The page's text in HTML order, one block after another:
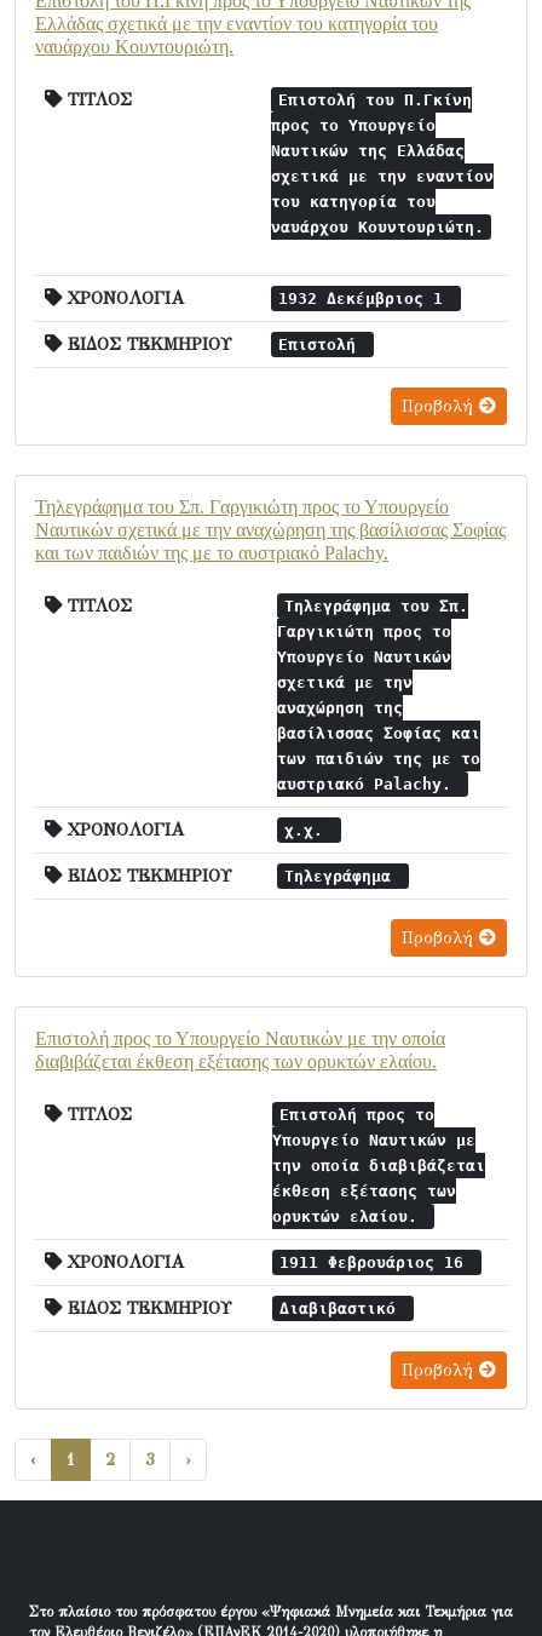
Ελλάδας σχετικά με την εναντίον του κατηγορία του
ναυάρχου Κουντουριώτη.
ΤΙΤΛΟΣ
Επιστολή του Π.Γκίνη
προς το Υπουργείο
Ναυτικών της Ελλάδας
σχετικά με την εναντίον
του κατηγορία του
ναυάρχου Κουντουριώτη.
ΧΡΟΝΟΛΟΓΙΑ 1932 Δεκέμβριος 1
ΕΙΔΟΣ ΤΕΚΜΗΡΙΟΥ Επιστολή
Προβολή
Τηλεγράφημα του Σπ. Γαργικιώτη προς το Υπουργείο
Ναυτικών σχετικά με την αναχώρηση της βασίλισσας Σοφίας
και των παιδιών της με το αυστριακό Palachy.
ΤΙΤΛΟΣ
Τηλεγράφημα του Σπ.
Γαργικιώτη προς το
Υπουργείο Ναυτικών
σχετικά με την
αναχώρηση της
βασίλισσας Σοφίας και
των παιδιών της με το
αυστριακό Palachy.
ΧΡΟΝΟΛΟΓΙΑ χ.χ.
ΕΙΔΟΣ ΤΕΚΜΗΡΙΟΥ Τηλεγράφημα
Προβολή
Επιστολή προς το Υπουργείο Ναυτικών με την οποία
διαβιβάζεται έκθεση εξέτασης των ορυκτών ελαίου.
ΤΙΤΛΟΣ
Επιστολή προς το
Υπουργείο Ναυτικών με
την οποία διαβιβάζεται
έκθεση εξέτασης των
ορυκτών ελαίου.
ΧΡΟΝΟΛΟΓΙΑ 1911 Φεβρουάριος 16
ΕΙΔΟΣ ΤΕΚΜΗΡΙΟΥ Διαβιβαστικό
Προβολή
‹ 1 2 3 ›
Στο πλαίσιο του πρόσφατου έργου «Ψηφιακά Μνημεία και Τεκμήρια για
τον Ελευθέριο Βενιζέλο» (ΕΠΑνΕΚ 2014-2020) υλοποιήθηκε η